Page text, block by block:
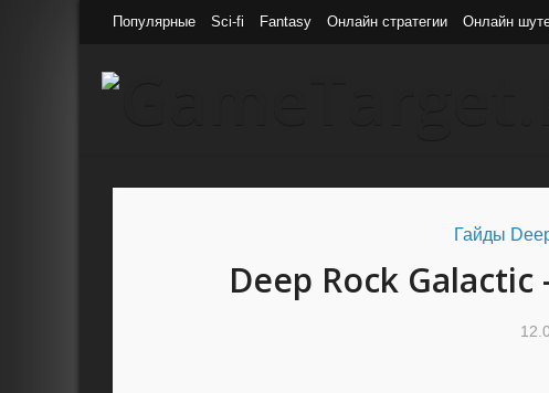
Популярные Sci-fi Fantasy Онлайн стратегии Онлайн
Гайды
Deep Rock